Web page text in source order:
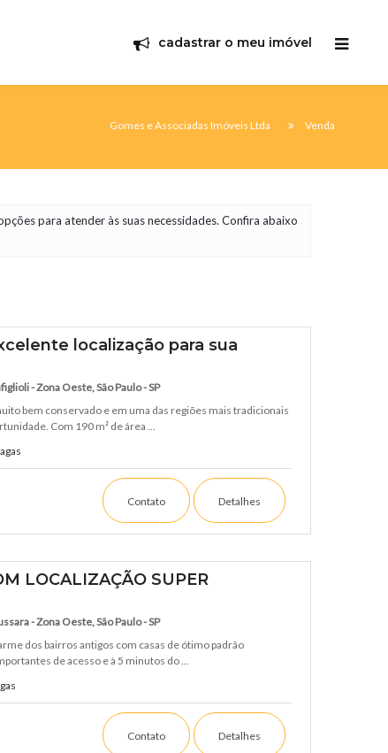
cadastrar o meu imóvel
Gomes e Associadas Imóveis Ltda Venda
para atender às suas necessidades. Confira abaixo
localização para sua
- Zona Oeste, São Paulo - SP
bem conservado e em uma das regiões mais tradicionais
Com 190 m² de área ...
Detalhes
Contato
LOCALIZAÇÃO SUPER
- Zona Oeste, São Paulo - SP
dos bairros antigos com casas de ótimo padrão
de acesso e à 5 minutos do ...
Detalhes
Contato